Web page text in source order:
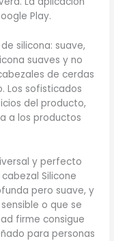
Play.
silicona: suave,
suaves y no
de cerdas
Los sofisticados
del producto,
a los productos
y perfecto
Silicone
pero suave, y
o que se
firme consigue
para personas